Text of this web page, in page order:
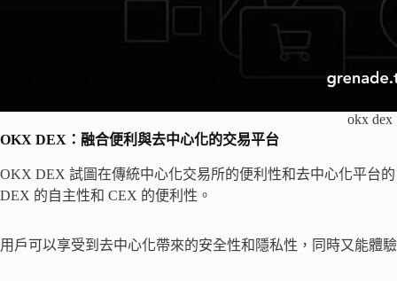
okx dex
OKX DEX：融合便利與去中心化的交易平台
OKX DEX 試圖在傳統中心化交易所的便利性和去中心化平台
DEX 的自主性和 CEX 的便利性。
用戶可以享受到去中心化帶來的安全性和隱私性，同時又能體